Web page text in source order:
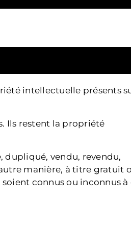
intellectuelle présents
Ils restent la propriété
dupliqué, vendu, revendu,
manière, à titre gratuit
connus ou inconnus à